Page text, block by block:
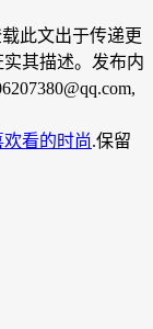
此文出于传递更
其描述。发布内
看的时尚.保留